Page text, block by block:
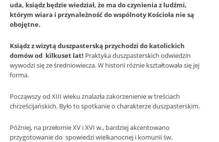
uda, ksiądz będzie wiedział, że ma do czynienia z ludźmi,
którym wiara i przynależność do wspólnoty Kościoła nie są
obojętne.
Ksiądz z wizytą duszpasterską przychodzi do katolickich
domów od kilkuset lat! Praktyka duszpasterskich odwiedzin
wywodzi się ze średniowiecza. W historii różnie kształtowała się jej
forma.
Począwszy od XIII wieku znalazła zakorzenienie w treściach
chrześcijańskich. Było to spotkanie o charakterze duszpasterskim.
Później, na przełomie XV i XVI w., bardziej akcentowano
przygotowanie do spowiedzi wielkanocnej i komunii św.